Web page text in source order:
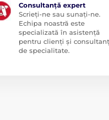
Consultanță expert
Scrieți-ne sau sunați-ne.
Echipa noastră este
specializată în asistență
pentru clienți și
de specialitate.